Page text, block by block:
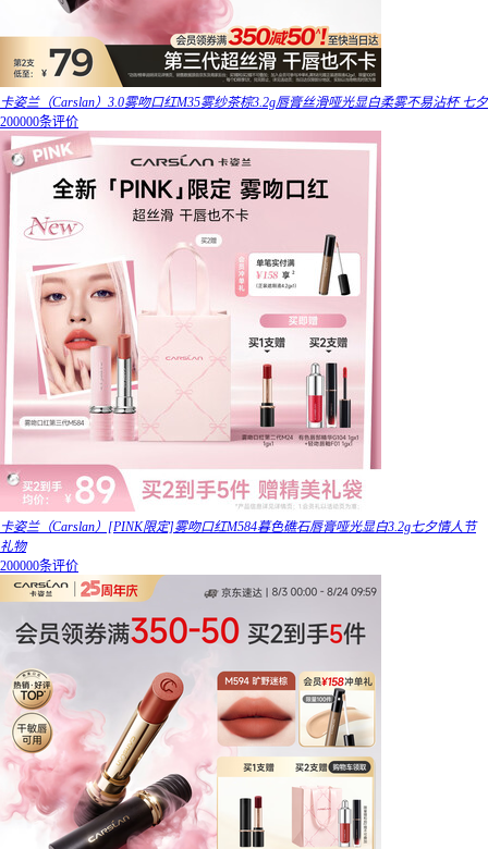
卡姿兰（Carslan）3.0雾吻口红M35雾纱茶棕3.2g唇膏丝滑哑光显白柔雾不易沾杯 七夕
200000条评价
卡姿兰（Carslan）[PINK限定]雾吻口红M584暮色礁石唇膏哑光显白3.2g七夕情人节
礼物
200000条评价